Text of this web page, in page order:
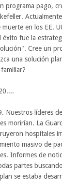
programa pago,
en los EE.
éxito fue la
Cree un
una solución
Nuestros líderes
morirían. La
hospitales
masivo de
Informes de
partes
se estaba